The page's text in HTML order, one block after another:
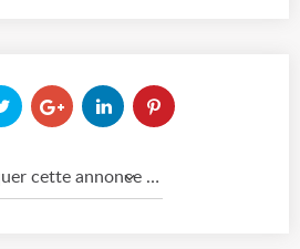
Marquer cette annonce comme...